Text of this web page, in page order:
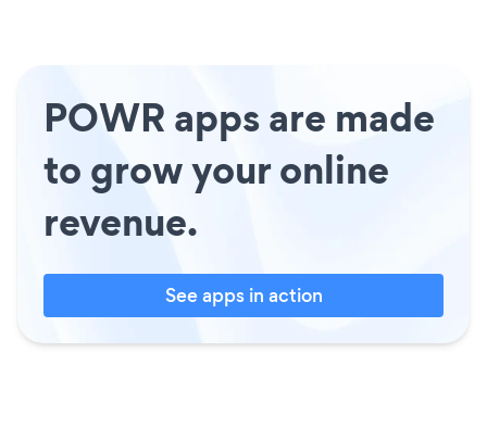
POWR apps are made
to grow your online
revenue.
See apps in action